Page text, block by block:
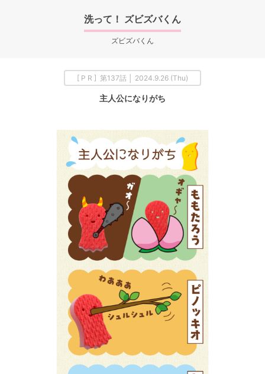
洗って！ ズビズバくん
ズビズバくん
[ P R ] 第137話 │ 2024.9.26 (Thu)
主人公になりがち